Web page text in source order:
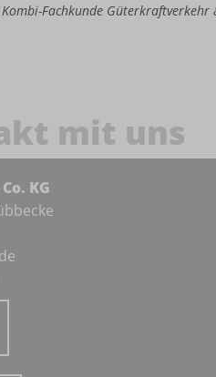
Fachkunde
mit uns
KG